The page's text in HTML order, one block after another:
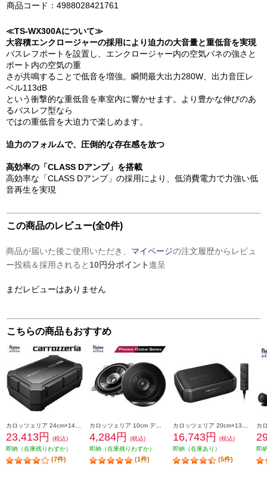
商品コード：4988028421761
≪TS-WX300Aについて≫
大容積エンクロージャーの採用により迫力の大音量と重低音を実現
バスレフポートを設置し、エンクロージャー内の空気バネの強さと
ポート内の空気の重
さが共鳴することで低音を増強。瞬間最大出力280W、出力音圧レ
ベル113dB
という衝撃的な重低音を車室内に響かせます。より豊かな伸びのあ
るバスレフ型なら
ではの重低音を大迫力で楽しめます。
迫力のフォルムで、圧倒的な存在感を放つ
高効率の「CLASS Dアンプ」を搭載
高効率な「CLASS Dアンプ」の採用により、低消費電力で力強い低
音再生を実現
この商品のレビュー(全0件)
商品が届いた後ご使用いただき、 マイページの注文履歴からレビュ
ー投稿＆採用されると 10円分ポイント進呈
まだレビューはありません
こちらの商品もおすすめ
23,413円
(税込)
即納（在庫残りわずか）
(7件)
カロッツェリア 10cm デュアルコーンスピーカー TS-G1010F
4,284円
(税込)
即納（在庫残りわずか）
(1件)
16,743円
(税込)
即納（在庫あり）
(5件)
即